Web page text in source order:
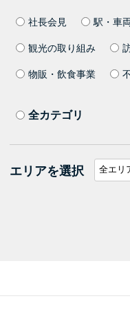
社長会見 駅・車
観光の取り組み
物販・飲食事業
全カテゴリ
エリアを選択